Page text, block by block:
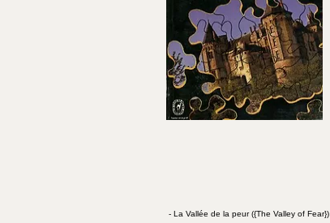
- La Vallée de la peur ({The Valley of Fear})